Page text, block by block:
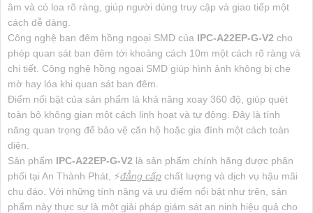
âm và có loa rõ ràng, giúp người dùng truy cập và giao tiếp một
cách dễ dàng.
Công nghệ ban đêm hồng ngoại SMD của IPC-A22EP-G-V2 cho
phép quan sát ban đêm tới khoảng cách 10m một cách rõ ràng và
chi tiết. Công nghệ hồng ngoại SMD giúp hình ảnh không bị che
mờ hay lóa khi quan sát ban đêm.
Điểm nổi bật của sản phẩm là khả năng xoay 360 độ, giúp quét
toàn bộ không gian một cách linh hoạt và tự động. Đây là tính
năng quan trọng để bảo vệ căn hộ hoặc gia đình một cách toàn
diện.
Sản phẩm IPC-A22EP-G-V2 là sản phẩm chính hãng được phân
phối tại An Thành Phát, ️⚡đẳng cấp chất lượng và dịch vụ hậu mãi
chu đáo. Với những tính năng và ưu điểm nổi bật như trên, sản
phẩm này thực sự là một giải pháp giám sát an ninh hiệu quả cho